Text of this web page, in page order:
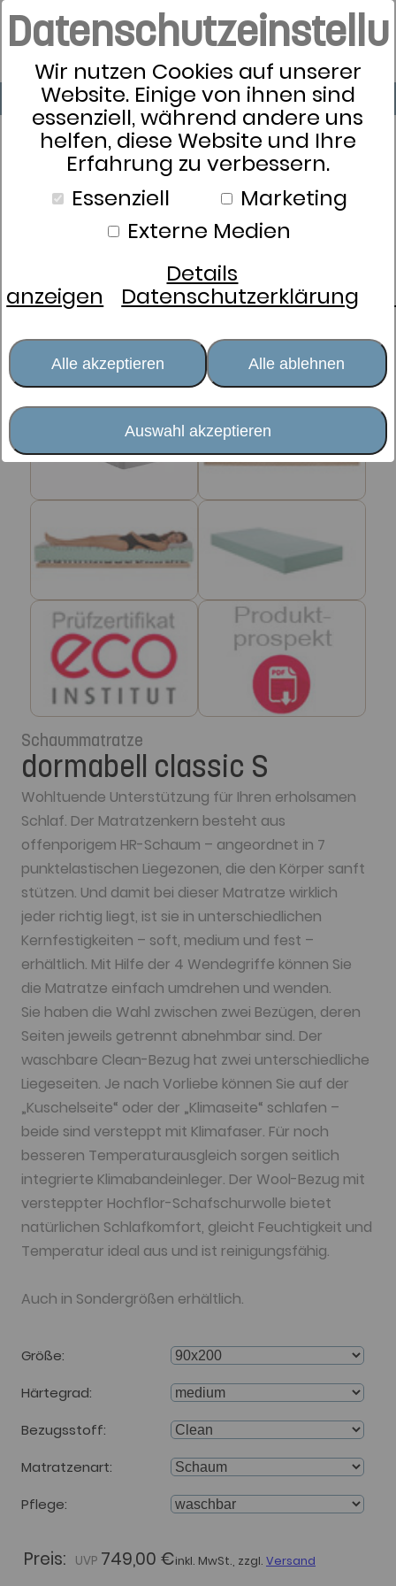
Wir nutzen Cookies auf unserer
Website. Einige von ihnen sind
essenziell, während andere uns
helfen, diese Website und Ihre
Erfahrung zu verbessern.
Essenziell
Marketing
Externe Medien
Details
anzeigen Datenschutzerklärung
Alle akzeptieren Alle ablehnen
Auswahl akzeptieren
Schaummatratze
dormabell classic S
Wohltuende Unterstützung für Ihren erholsamen
Schlaf. Der Matratzenkern besteht aus
offenporigem HR-Schaum – angeordnet in 7
punktelastischen Liegezonen, die den Körper sanft
stützen. Und damit bei dieser Matratze wirklich
jeder richtig liegt, ist sie in unterschiedlichen
Kernfestigkeiten – soft, medium und fest –
erhältlich. Mit Hilfe der 4 Wendegriffe können Sie
die Matratze einfach umdrehen und wenden.
Sie haben die Wahl zwischen zwei Bezügen, deren
Seiten jeweils getrennt abnehmbar sind. Der
waschbare Clean-Bezug hat zwei unterschiedliche
Liegeseiten. Je nach Vorliebe können Sie auf der
„Kuschelseite“ oder der „Klimaseite“ schlafen –
beide sind versteppt mit Klimafaser. Für noch
besseren Temperaturausgleich sorgen seitlich
integrierte Klimabandeinleger. Der Wool-Bezug mit
versteppter Hochflor-Schafschurwolle bietet
natürlichen Schlafkomfort, gleicht Feuchtigkeit und
Temperatur ideal aus und ist reinigungsfähig.
Auch in Sondergrößen erhältlich.
Größe
Härtegrad
Bezugsstoff
Matratzenart
Pflege
Preis: 749,00 €inkl. MwSt., zzgl. Versand